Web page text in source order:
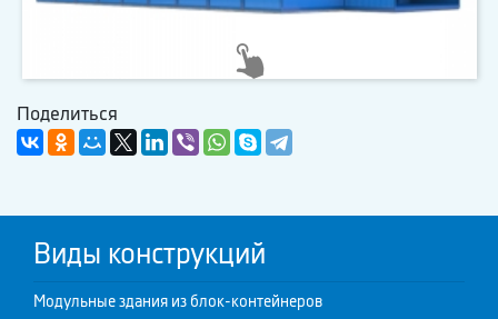
Поделиться
Виды конструкций
Модульные здания из блок-контейнеров